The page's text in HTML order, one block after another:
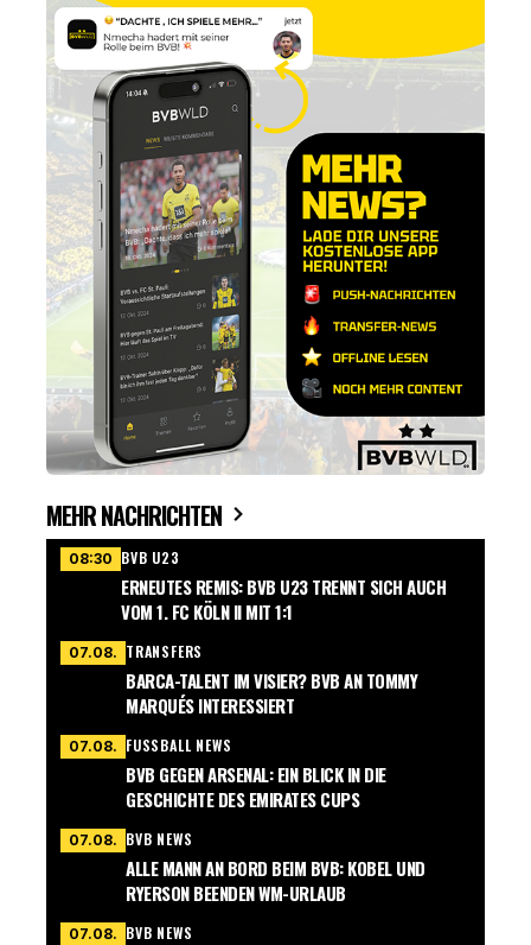
MEHR NACHRICHTEN
08:30 BVB U23
ERNEUTES REMIS: BVB U23 TRENNT SICH AUCH
VOM 1. FC KÖLN II MIT 1:1
07.08. TRANSFERS
BARCA-TALENT IM VISIER? BVB AN TOMMY
MARQUÉS INTERESSIERT
07.08. FUSSBALL NEWS
BVB GEGEN ARSENAL: EIN BLICK IN DIE
GESCHICHTE DES EMIRATES CUPS
07.08. BVB NEWS
ALLE MANN AN BORD BEIM BVB: KOBEL UND
RYERSON BEENDEN WM-URLAUB
07.08. BVB NEWS